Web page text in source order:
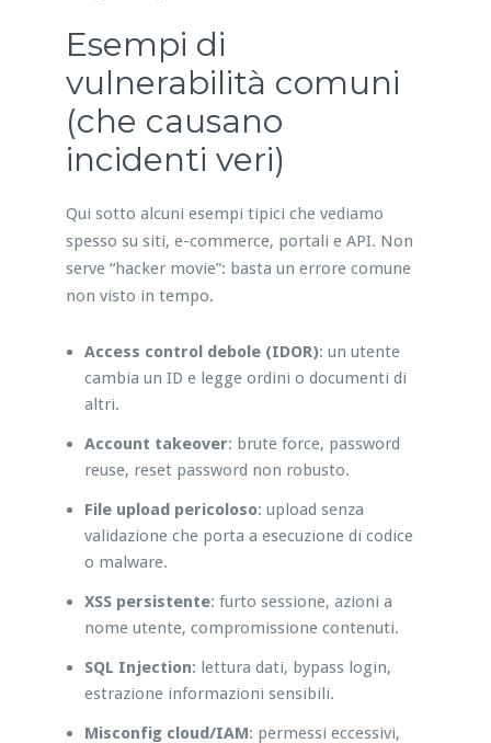
Esempi di
vulnerabilità comuni
(che causano
incidenti veri)
Qui sotto alcuni esempi tipici che vediamo
spesso su siti, e-commerce, portali e API. Non
serve “hacker movie”: basta un errore comune
non visto in tempo.
Access control debole (IDOR): un utente
cambia un ID e legge ordini o documenti di
altri.
Account takeover: brute force, password
reuse, reset password non robusto.
File upload pericoloso: upload senza
validazione che porta a esecuzione di codice
o malware.
XSS persistente: furto sessione, azioni a
nome utente, compromissione contenuti.
SQL Injection: lettura dati, bypass login,
estrazione informazioni sensibili.
Misconfig cloud/IAM: permessi eccessivi,